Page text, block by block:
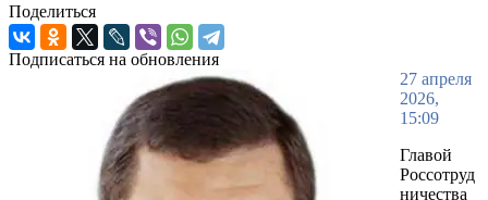
Поделиться
Подписаться на обновления
27 апреля
2026,
15:09
Главой
Россотруд
ничества